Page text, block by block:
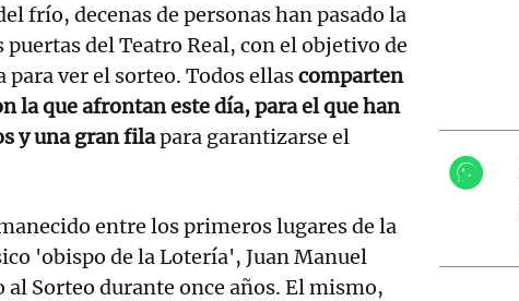
frío, decenas de personas han pasado la
puertas del Teatro Real, con el objetivo de
para ver el sorteo. Todos ellascomparten
la que afrontan este día, para el que han
y una gran filapara garantizarse el
entre los primeros lugares de la
'obispo de la Lotería', Juan Manuel
al Sorteo durante once años. El mismo,